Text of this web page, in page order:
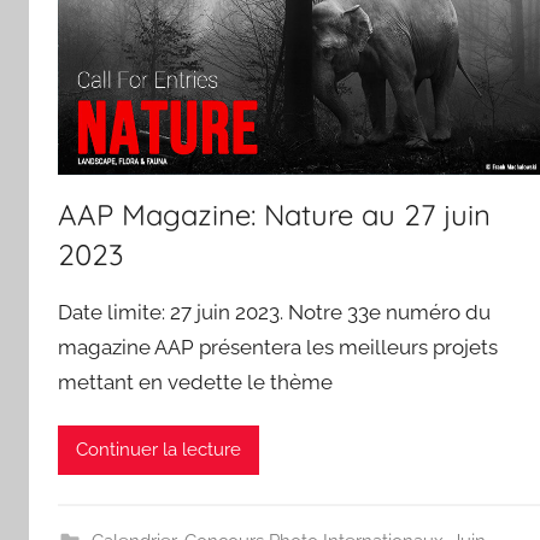
AAP Magazine: Nature au 27 juin
2023
Date limite: 27 juin 2023. Notre 33e numéro du
magazine AAP présentera les meilleurs projets
mettant en vedette le thème
Continuer la lecture